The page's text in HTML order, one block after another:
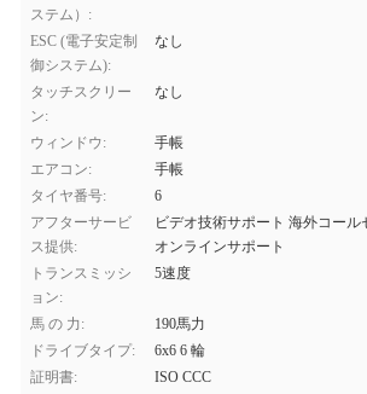
ステム）:
ESC (電子安定制
御システム):
なし
タッチスクリー
ン:
なし
ウィンドウ:
手帳
エアコン:
手帳
タイヤ番号:
6
アフターサービ
ス提供:
ビデオ技術サポート 海外コール
オンラインサポート
トランスミッシ
ョン:
5速度
馬 の 力:
190馬力
ドライブタイプ:
6x6 6 輪
証明書:
ISO CCC